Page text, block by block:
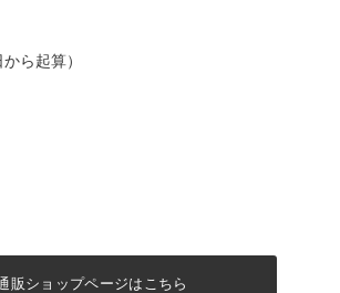
ら起算）
販ショップページはこちら